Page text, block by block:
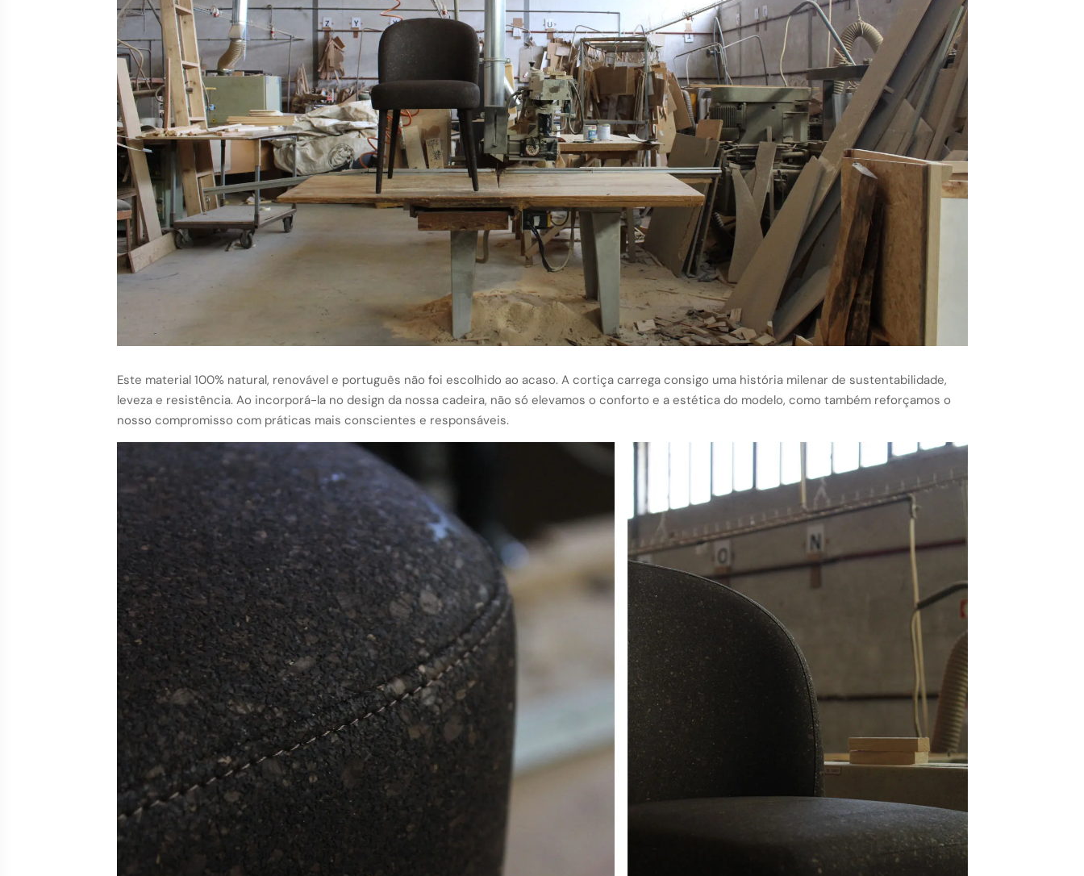
Este material 100% natural, renovável e português não foi escolhido ao acaso. A cortiça carrega consigo uma história milenar de sustentabilidade,
leveza e resistência. Ao incorporá-la no design da nossa cadeira, não só elevamos o conforto e a estética do modelo, como também reforçamos o
nosso compromisso com práticas mais conscientes e responsáveis.